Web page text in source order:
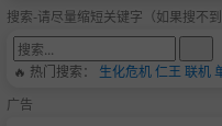
搜索-请尽量缩短关键字（如果搜不到
🔥 热门搜索： 生化危机仁王 联机
广告